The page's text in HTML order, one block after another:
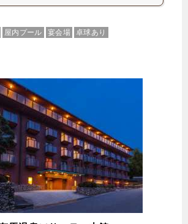
屋内プール 宴会場 卓球あり